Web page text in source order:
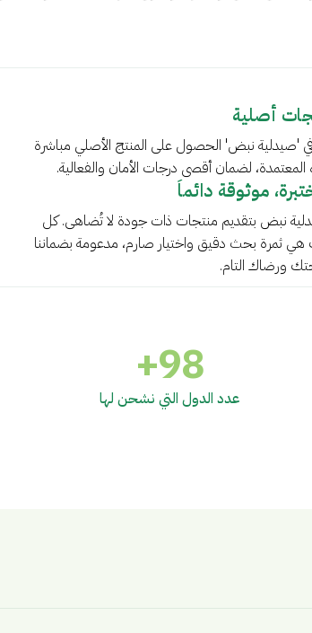
أصلية
'صيدلية نبض' الحصول على المنتج الأصلي مباشرة
لضمان أقصى درجات الأمان والفعالية.
موثوقة دائماً
نبض بتقديم منتجات ذات جودة لا تُضاهى. كل
ثمرة بحث دقيق واختيار صارم، مدعومة بضماننا
ورضاك التام.
عدد الدول التي نشحن لها
98
+